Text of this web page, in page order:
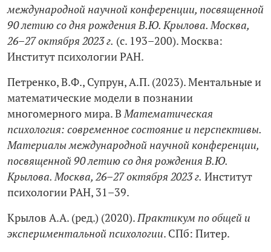
международной научной конференции, посвященной
90 летию со дня рождения В.Ю. Крылова. Москва,
26–27 октября 2023 г. (с. 193–200). Москва:
Институт психологии РАН.
Петренко, В.Ф., Супрун, А.П. (2023). Ментальные и
математические модели в познании
многомерного мира. ВМатематическая
психология: современное состояние и перспективы.
Материалы международной научной конференции,
посвященной 90 летию со дня рождения В.Ю.
Крылова. Москва, 26–27 октября 2023 г. Институт
психологии РАН, 31–39.
Крылов А.А. (ред.) (2020).Практикум по общей и
экспериментальной психологии. СПб: Питер.